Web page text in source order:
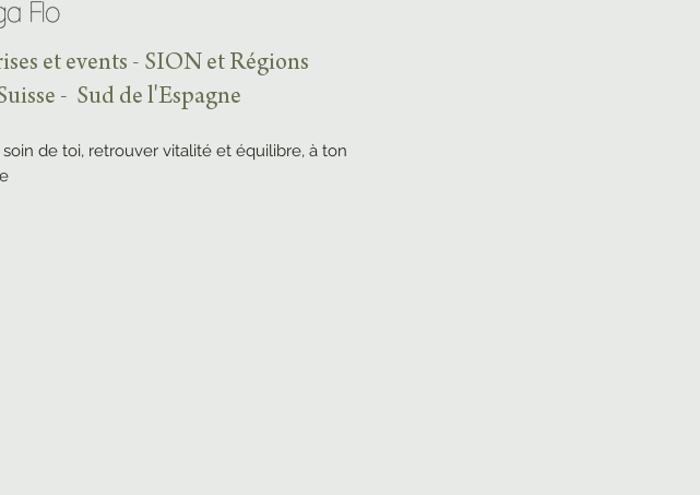
et events - SION et Régions
- Sud de l'Espagne
de toi, retrouver vitalité et équilibre, à ton